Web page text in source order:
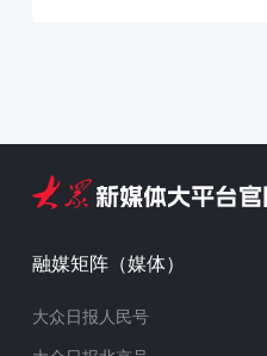
融媒矩阵（媒体）
大众日报人民号